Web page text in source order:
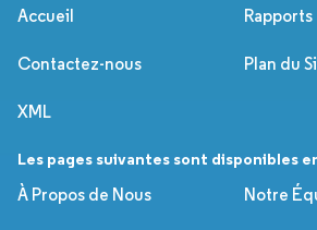
Accueil Rapports
Contactez-nous Plan du
XML
Les pages suivantes sont disponibles
À Propos de Nous
Notre